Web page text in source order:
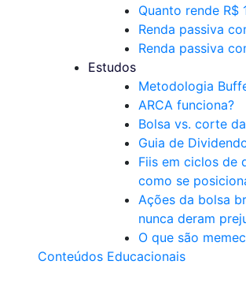
Quanto rende R$
Renda passiva
Renda passiva
Estudos
Metodologia
ARCA funciona?
Bolsa vs. corte
Guia de
Fiis em ciclos de
como se
Ações da bolsa
nunca deram
O que são
Conteúdos Educacionais